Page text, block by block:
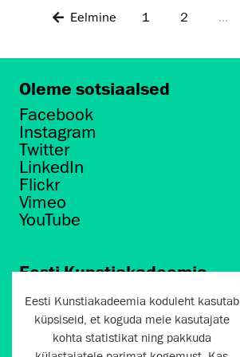
Eelmine 1 2 ...
Oleme sotsiaalsed
Facebook
Instagram
Twitter
LinkedIn
Flickr
Vimeo
YouTube
Eesti Kunstiakadeemia
Põhja puiestee 7
Tallinn 10412
artun@artun.ee
Eesti Kunstiakadeemia koduleht kasutab
küpsiseid, et koguda meie kasutajate
kohta statistikat ning pakkuda